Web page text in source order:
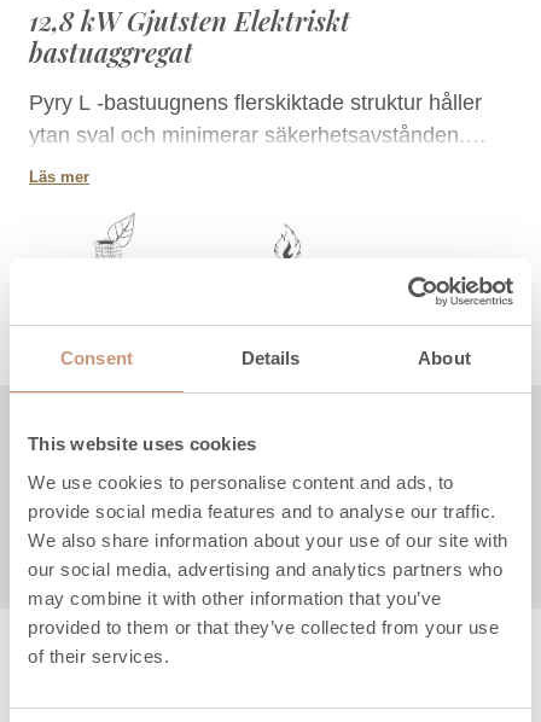
Consent Details About
This website uses cookies
We use cookies to personalise content and ads, to
provide social media features and to analyse our traffic.
We also share information about your use of our site with
our social media, advertising and analytics partners who
may combine it with other information that you’ve
provided to them or that they’ve collected from your use
of their services.
12,8 kW Gjutsten Elektriskt
bastuaggregat
Pyry L -bastuugnens flerskiktade struktur håller
ytan sval och minimerar säkerhetsavstånden.
Bastuugnen är lätt att integrera i bänkar eftersom
design passar sömlöst in i alla typer av interiörer.
Bastuugnens klassiska gjutstenyta är miljövänlig
och erbjuder långvarig och hållbar estetik.
Läs mer
Produktbeskrivning
Tekniska specifikationer
Instruktioner & filer